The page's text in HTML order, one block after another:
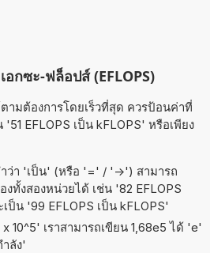
อกซะ-ฟล็อปส์ (EFLOPS)
ามต้องการโดยเร็วที่สุด ควรป้อนค่าที่
EFLOPS เป็น kFLOPS' หรือเพียง
ว่า 'เป็น' (หรือ '=' / '->') สามารถ
งทั้งสองหน่วยได้ เช่น '82 EFLOPS
ป็น '99 EFLOPS เป็น kFLOPS'
10^5' เราสามารถเขียน 1,68e5 ได้ 'e'
ลัง'